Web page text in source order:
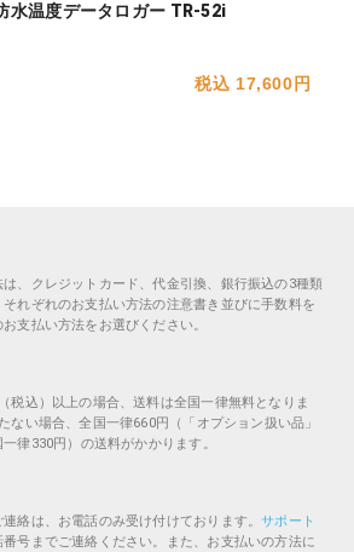
水温度データロガー TR-52i
税込 17,600円
、クレジットカード、代金引換、銀行振込の3種類
れぞれのお支払い方法の注意書き並びに手数料を
支払い方法をお選びください。
税込）以上の場合、送料は全国一律無料となりま
ない場合、全国一律660円（「オプション扱い品」
律330円）の送料がかかります。
絡は、お電話のみ受け付けております。サポート
号までご連絡ください。また、お支払いの方法に